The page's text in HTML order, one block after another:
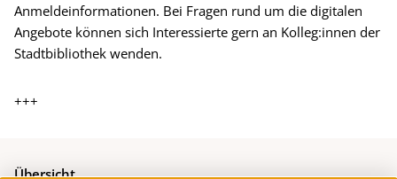
Anmeldeinformationen. Bei Fragen rund um die digitalen
Angebote können sich Interessierte gern an Kolleg:innen der
Stadtbibliothek wenden.
+++
Übersicht